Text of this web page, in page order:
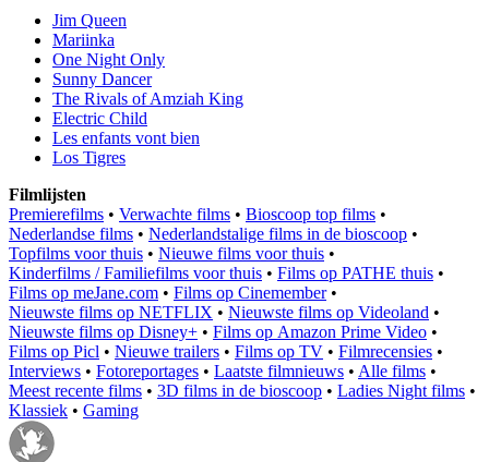
Jim Queen
Mariinka
One Night Only
Sunny Dancer
The Rivals of Amziah King
Electric Child
Les enfants vont bien
Los Tigres
Filmlijsten
Premierefilms • Verwachte films • Bioscoop top films •
Nederlandse films • Nederlandstalige films in de bioscoop •
Topfilms voor thuis • Nieuwe films voor thuis •
Kinderfilms / Familiefilms voor thuis • Films op PATHE thuis •
Films op meJane.com • Films op Cinemember•
Nieuwste films op NETFLIX • Nieuwste films op Videoland •
Nieuwste films op Disney+ • Films op Amazon Prime Video •
Films op Picl • Nieuwe trailers • Films op TV • Filmrecensies •
Interviews • Fotoreportages • Laatste filmnieuws • Alle films •
Meest recente films • 3D films in de bioscoop • Ladies Night films •
Klassiek • Gaming